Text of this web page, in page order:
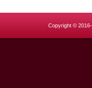
Copyright ©